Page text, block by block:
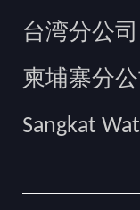
台湾分公
柬埔寨分公
Sangkat